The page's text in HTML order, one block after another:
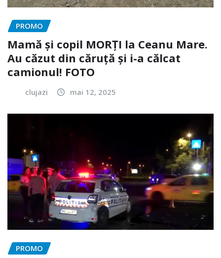
PROMO
Mamă și copil MORȚI la Ceanu Mare.
Au căzut din căruță și i-a călcat
camionul! FOTO
clujazi mai 12, 2025
PROMO